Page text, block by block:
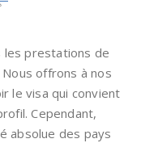
les prestations de
offrons à nos
le visa qui convient
Cependant,
absolue des pays